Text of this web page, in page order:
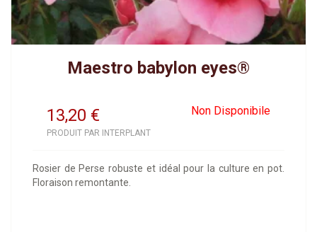
Maestro babylon eyes®
13,20 Non Disponibile
€
PRODUIT PAR INTERPLANT
Rosier de Perse robuste et idéal pour la culture en pot.
Floraison remontante.